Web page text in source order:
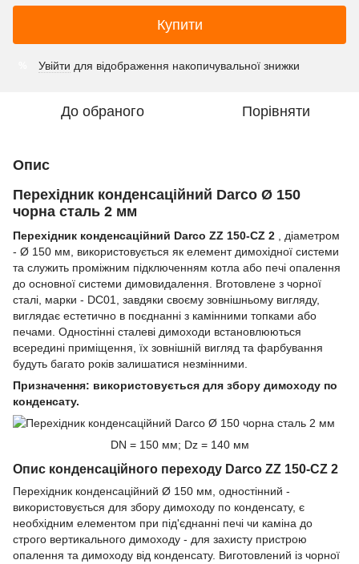
Купити
Увійти для відображення накопичувальної знижки
До обраного Порівняти
Опис
Перехідник конденсаційний Darco Ø 150
чорна сталь 2 мм
Перехідник конденсаційний Darco ZZ 150-CZ 2 , діаметром
- Ø 150 мм, використовується як елемент димохідної системи
та служить проміжним підключенням котла або печі опалення
до основної системи димовидалення. Вготовлене з чорної
сталі, марки - DC01, завдяки своєму зовнішньому вигляду,
виглядає естетично в поєднанні з камінними топками або
печами. Одностінні сталеві димоходи встановлюються
всередині приміщення, їх зовнішній вигляд та фарбування
будуть багато років залишатися незмінними.
Призначення: використовується для збору димоходу по
конденсату.
DN = 150 мм; Dz = 140 мм
Опис конденсаційного переходу Darco ZZ 150-CZ 2
Перехідник конденсаційний Ø 150 мм, одностінний -
використовується для збору димоходу по конденсату, є
необхідним елементом при під'єднанні печі чи каміна до
строго вертикального димоходу - для захисту пристрою
опалення та димоходу від конденсату. Виготовлений із чорної